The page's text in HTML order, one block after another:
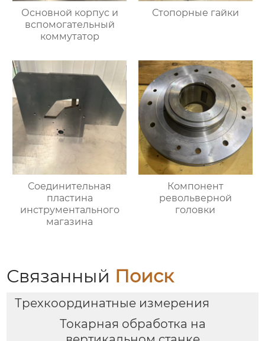
Основной корпус и
вспомогательный
коммутатор
Стопорные гайки
Соединительная
пластина
инструментального
магазина
Компонент
револьверной
головки
Связанный Поиск
Трехкоординатные измерения
Токарная обработка на